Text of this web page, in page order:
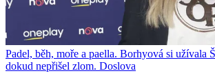
Padel, běh, moře a paella. Borhyová si užívala
dokud nepřišel zlom. Doslova